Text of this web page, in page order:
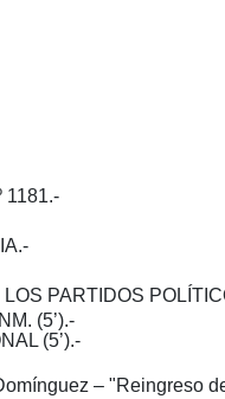
1181.-
PARTIDOS
(5’).-
(5’).-
– "Reingreso